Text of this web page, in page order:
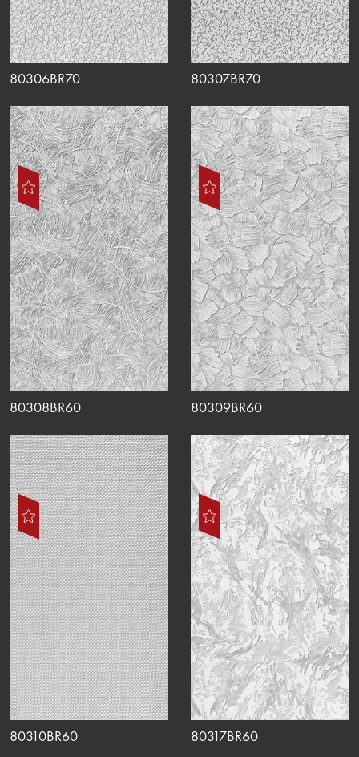
80306BR70 80307BR70
80308BR60 80309BR60
80310BR60 80317BR60